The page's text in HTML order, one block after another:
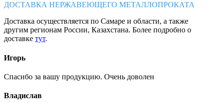
ДОСТАВКА НЕРЖАВЕЮЩЕГО МЕТАЛЛОПРОКАТА
Доставка осуществляется по Самаре и области, а также
другим регионам России, Казахстана. Более подробно о
доставке тут.
Игорь
Спасибо за вашу продукцию. Очень доволен
Владислав